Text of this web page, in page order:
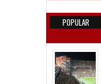
POPULAR